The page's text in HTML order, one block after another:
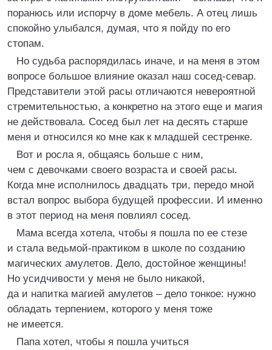
поранюсь или испорчу в доме мебель. А отец лишь
спокойно улыбался, думая, что я пойду по его
стопам.
Но судьба распорядилась иначе, и на меня в этом
вопросе большое влияние оказал наш сосед-севар.
Представители этой расы отличаются невероятной
стремительностью, а конкретно на этого еще и магия
не действовала. Сосед был лет на десять старше
меня и относился ко мне как к младшей сестренке.
Вот и росла я, общаясь больше с ним,
чем с девочками своего возраста и своей расы.
Когда мне исполнилось двадцать три, передо мной
встал вопрос выбора будущей профессии. И именно
в этот период на меня повлиял сосед.
Мама всегда хотела, чтобы я пошла по ее стезе
и стала ведьмой-практиком в школе по созданию
магических амулетов. Дело, достойное женщины!
Но усидчивости у меня не было никакой,
да и напитка магией амулетов – дело тонкое: нужно
обладать терпением, которого у меня тоже
не имеется.
Папа хотел, чтобы я пошла учиться